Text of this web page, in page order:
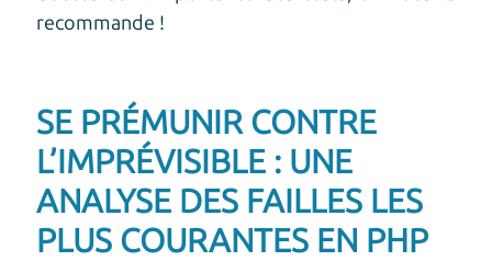
recommande !
SE PRÉMUNIR CONTRE
L’IMPRÉVISIBLE : UNE
ANALYSE DES FAILLES LES
PLUS COURANTES EN PHP